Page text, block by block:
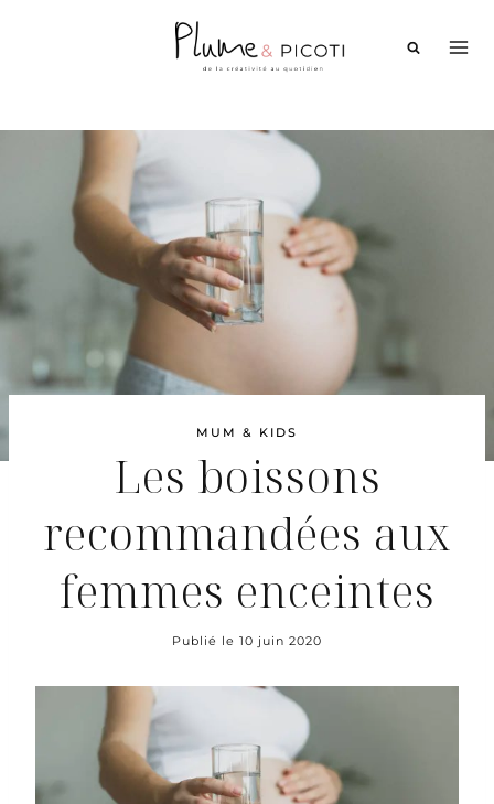
MUM & KIDS
Les boissons
recommandées aux
femmes enceintes
Publié le 10 juin 2020